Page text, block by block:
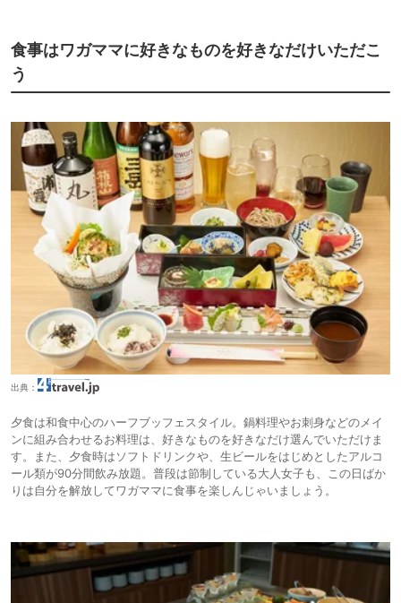
食事はワガママに好きなものを好きなだけいただこ
う
出典：
夕食は和食中心のハーフブッフェスタイル。鍋料理やお刺身などのメイ
ンに組み合わせるお料理は、好きなものを好きなだけ選んでいただけま
す。また、夕食時はソフトドリンクや、生ビールをはじめとしたアルコ
ール類が90分間飲み放題。普段は節制している大人女子も、この日ばか
りは自分を解放してワガママに食事を楽しんじゃいましょう。